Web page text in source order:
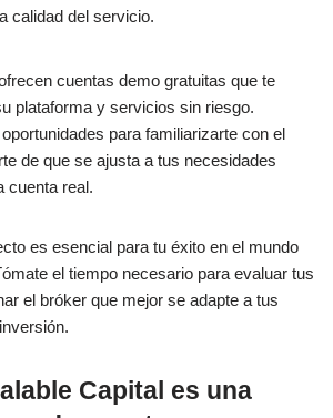
calidad del servicio.
cuentas demo gratuitas que te
plataforma y servicios sin riesgo.
para familiarizarte con el
de que se ajusta a tus necesidades
cuenta real.
es esencial para tu éxito en el mundo
el tiempo necesario para evaluar tus
el bróker que mejor se adapte a tus
Capital es una